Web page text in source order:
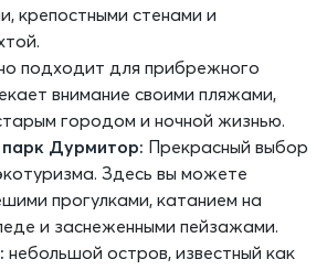
крепостными стенами и
подходит для прибрежного
внимание своими пляжами,
городом и ночной жизнью.
Дурмитор: Прекрасный выбор
Здесь вы можете
прогулками, катанием на
и заснеженными пейзажами.
небольшой остров, известный как